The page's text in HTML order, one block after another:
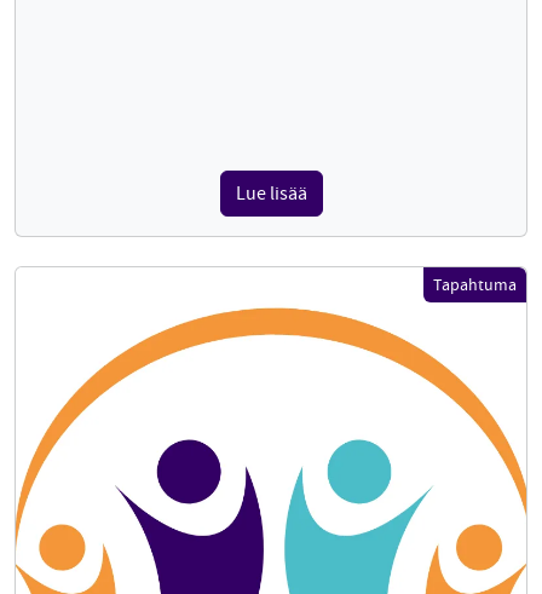
Lue lisää
Tapahtuma